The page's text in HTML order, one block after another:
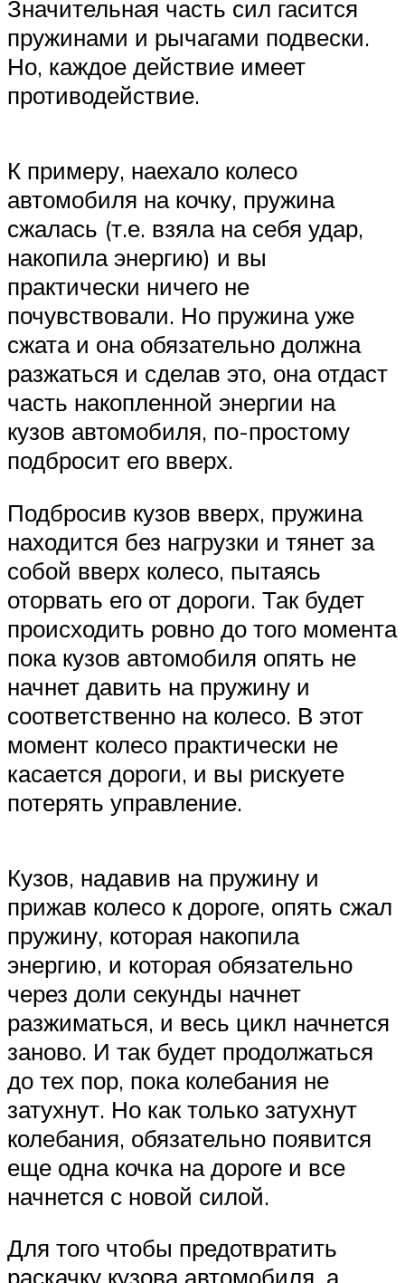
Значительная часть сил гасится
пружинами и рычагами подвески.
Но, каждое действие имеет
противодействие.
К примеру, наехало колесо
автомобиля на кочку, пружина
сжалась (т.е. взяла на себя удар,
накопила энергию) и вы
практически ничего не
почувствовали. Но пружина уже
сжата и она обязательно должна
разжаться и сделав это, она отдаст
часть накопленной энергии на
кузов автомобиля, по-простому
подбросит его вверх.
Подбросив кузов вверх, пружина
находится без нагрузки и тянет за
собой вверх колесо, пытаясь
оторвать его от дороги. Так будет
происходить ровно до того момента
пока кузов автомобиля опять не
начнет давить на пружину и
соответственно на колесо. В этот
момент колесо практически не
касается дороги, и вы рискуете
потерять управление.
Кузов, надавив на пружину и
прижав колесо к дороге, опять сжал
пружину, которая накопила
энергию, и которая обязательно
через доли секунды начнет
разжиматься, и весь цикл начнется
заново. И так будет продолжаться
до тех пор, пока колебания не
затухнут. Но как только затухнут
колебания, обязательно появится
еще одна кочка на дороге и все
начнется с новой силой.
Для того чтобы предотвратить
раскачку кузова автомобиля, а